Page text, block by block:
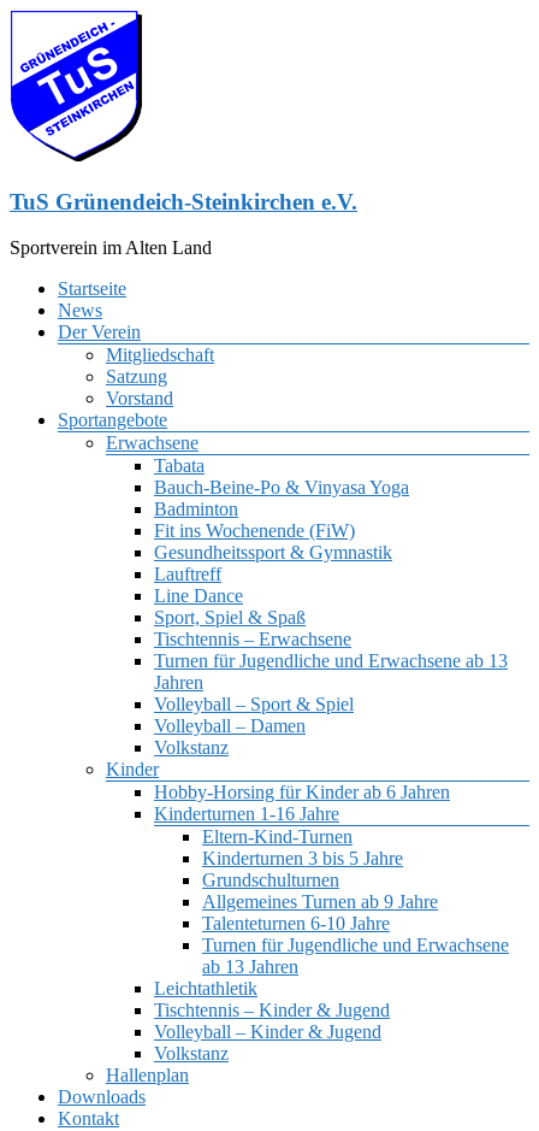
Zum
springen
TuS Grünendeich-Steinkirchen e.V.
Sportverein im Alten Land
Menü
Startseite
News
Der Verein
Mitgliedschaft
Satzung
Vorstand
Sportangebote
Erwachsene
Tabata
Bauch-Beine-Po & Vinyasa Yoga
Badminton
Fit ins Wochenende (FiW)
Gesundheitssport & Gymnastik
Lauftreff
Line Dance
Sport, Spiel & Spaß
Tischtennis – Erwachsene
Turnen für Jugendliche und Erwachsene ab 13
Jahren
Volleyball – Sport & Spiel
Volleyball – Damen
Volkstanz
Kinder
Hobby-Horsing für Kinder ab 6 Jahren
Kinderturnen 1-16 Jahre
Eltern-Kind-Turnen
Kinderturnen 3 bis 5 Jahre
Grundschulturnen
Allgemeines Turnen ab 9 Jahre
Talenteturnen 6-10 Jahre
Turnen für Jugendliche und Erwachsene
ab 13 Jahren
Leichtathletik
Tischtennis – Kinder & Jugend
Volleyball – Kinder & Jugend
Volkstanz
Hallenplan
Downloads
Kontakt